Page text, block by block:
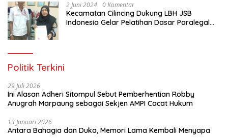
2 Juni 2024 0 Komentar
Kecamatan Cilincing Dukung LBH JSB
Indonesia Gelar Pelatihan Dasar Paralegal
Politik Terkini
29 Juli 2026
Ini Alasan Adheri Sitompul Sebut Pemberhentian Robby
Anugrah Marpaung sebagai Sekjen AMPI Cacat Hukum
13 Januari 2026
Antara Bahagia dan Duka, Memori Lama Kembali Menyapa